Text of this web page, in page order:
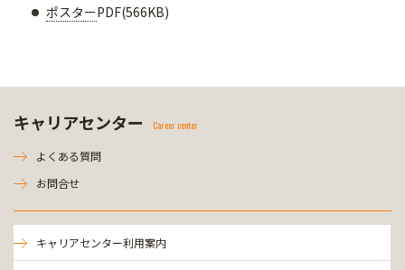
ポスターPDF(566KB)
キャリアセンター Career center
よくある質問
お問合せ
キャリアセンター利用案内